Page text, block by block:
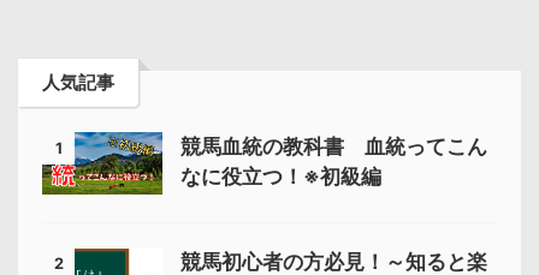
人気記事
1
競馬血統の教科書 血統ってこん
なに役立つ！※初級編
2
競馬初心者の方必見！～知ると楽